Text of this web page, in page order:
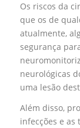
Os riscos da
que os de
atualmente,
segurança
neurológicas
uma lesão
Além disso,
infecções e as